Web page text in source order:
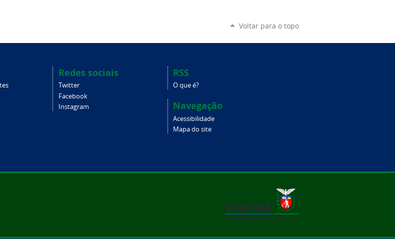
Voltar para o topo
Redes sociais
Twitter
Facebook
Instagram
RSS
O que é?
Navegação
Acessibilidade
Mapa do site